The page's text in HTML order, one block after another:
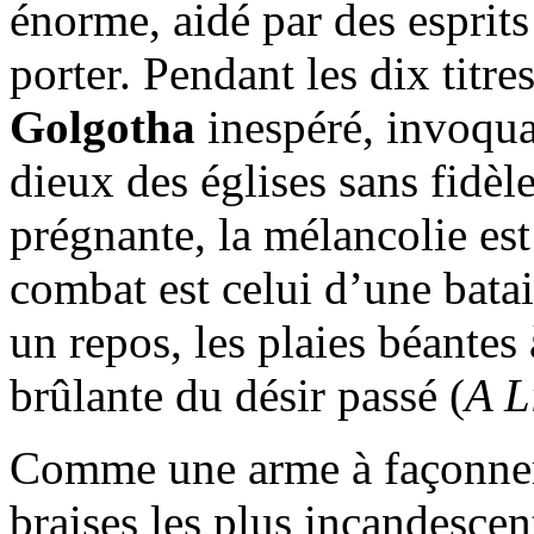
énorme, aidé par des
porter. Pendant les dix
Golgotha inespéré,
dieux des églises sans
prégnante, la mélancolie
combat est celui d’une
un repos, les plaies
brûlante du désir passé (A
Comme une arme à
braises les plus